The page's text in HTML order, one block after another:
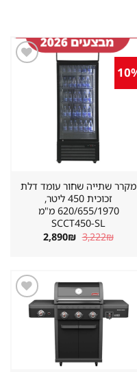
מקרר שתייה שחור עומד דלת
זכוכית 450 ליטר,
620/655/1970 מ"מ
SCCT450-SL
3,222₪ המחיר
המקורי
2,890₪ המחיר
הנוכחי
שמור
מוצר